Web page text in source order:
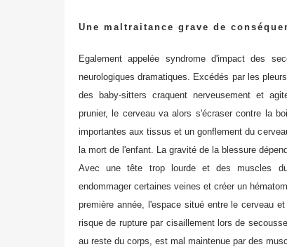
Une maltraitance grave de
Egalement appelée syndrome d'impact des
neurologiques dramatiques. Excédés par les
des baby-sitters craquent nerveusement et
prunier, le cerveau va alors s'écraser contre la
importantes aux tissus et un gonflement du
la mort de l'enfant. La gravité de la blessure
Avec une tête trop lourde et des muscles
endommager certaines veines et créer un
première année, l'espace situé entre le cerveau
risque de rupture par cisaillement lors de
au reste du corps, est mal maintenue par des